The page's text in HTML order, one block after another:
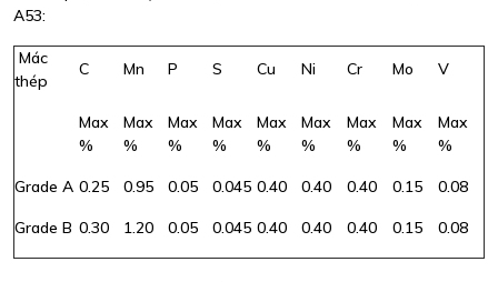
A53:
Mác
thép
C Mn P S Cu Ni Cr Mo V
Max
%
Max
%
Max
%
Max
%
Max
%
Max
%
Max
%
Max
%
Max
%
Grade A 0.25 0.95 0.05 0.045 0.40 0.40 0.40 0.15 0.08
Grade B 0.30 1.20 0.05 0.045 0.40 0.40 0.40 0.15 0.08